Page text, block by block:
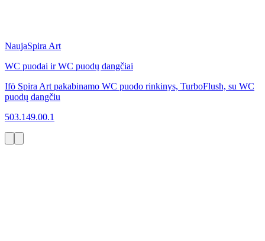
NaujaSpira Art
WC puodai ir WC puodų dangčiai
Ifö Spira Art pakabinamo WC puodo rinkinys, TurboFlush, su WC
puodų dangčiu
503.149.00.1